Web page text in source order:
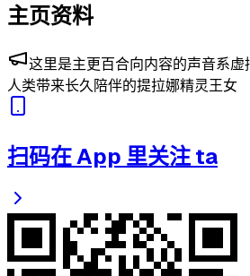
主页资料
这里是主更百合向内容的声音系
人类带来长久陪伴的提拉娜精灵王女
扫码在 App 里关注 ta